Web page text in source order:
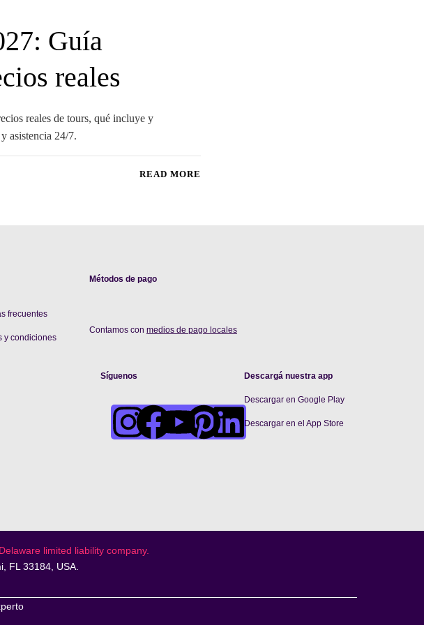
Guía
reales
reales de tours, qué incluye y
asistencia 24/7.
READ MORE
frecuentes
y condiciones
Métodos de pago
Contamos con medios de pago locales
Síguenos Descargá nuestra app
Descargar en Google Play
Descargar en el App Store
limited liability company.
FL 33184, USA.